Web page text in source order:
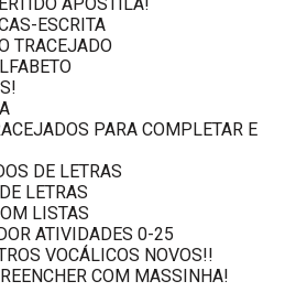
ESCRITA
TRACEJADO
PARA COMPLETAR E
DE LETRAS
LETRAS
LISTAS
ATIVIDADES 0-25
VOCÁLICOS NOVOS!!
COM MASSINHA!